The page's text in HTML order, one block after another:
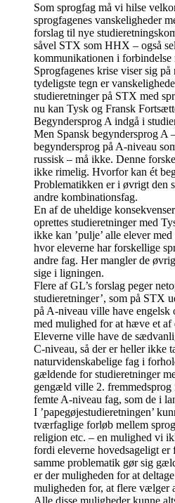
Som sprogfag må vi hilse
sprogfagenes vanskeligheder
forslag til nye
såvel STX som HHX – også
kommunikationen i forbindelse
Sprogfagenes krise viser sig på
tydeligste tegn er
studieretninger på STX med
nu kan Tysk og Fransk
Begyndersprog A indgå i
Men Spansk begyndersprog A
begyndersprog på A-niveau
russisk – må ikke. Denne
ikke rimelig. Hvorfor kan ét
Problematikken er i øvrigt den
andre kombinationsfag.
En af de uheldige
oprettes studieretninger med
ikke kan ’pulje’ alle elever
hvor eleverne har forskellige
andre fag. Her mangler de
sige i ligningen.
Flere af GL’s forslag peger
studieretninger’, som på STX
på A-niveau ville have engelsk
med mulighed for at hæve et
Eleverne ville have de
C-niveau, så der er heller ikke
naturvidenskabelige fag i
gældende for studieretninger
gengæld ville 2.
femte A-niveau fag, som de i
I ’papegøjestudieretningen’
tværfaglige forløb mellem
religion etc. – en mulighed vi
fordi eleverne hovedsageligt
samme problematik gør sig
er der muligheden for at
muligheden for, at flere vælger
Alle disse muligheder kunne